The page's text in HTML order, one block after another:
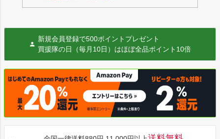
新規会員登録で500ポイントプレゼント
買援隊の日（毎月10日）はほぼ全品ポイント10倍